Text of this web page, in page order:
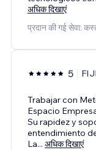
अधिक दिखाएं
प्रदान की गई सेवा:
5
Trabajar con
Espacio
Su rapidez y
entendimiento
La... अधिक दिखाएं